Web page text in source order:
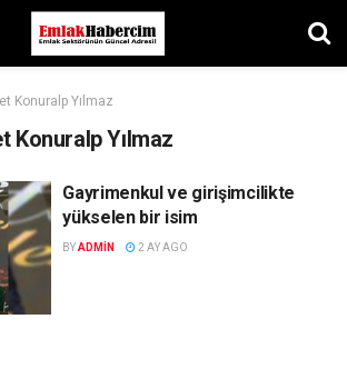
Konuralp Yılmaz
Konuralp Yılmaz
Gayrimenkul ve girişimcilikte
yükselen bir isim
BYADMIN 2 AY AGO